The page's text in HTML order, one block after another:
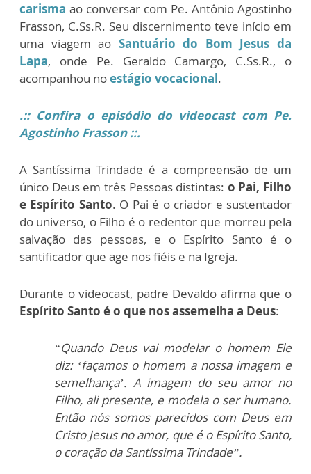
carisma ao conversar com Pe. Antônio Agostinho
Frasson, C.Ss.R. Seu discernimento teve início em
uma viagem ao Santuário do Bom Jesus da
Lapa, onde Pe. Geraldo Camargo, C.Ss.R., o
acompanhou noestágio vocacional.
.:: Confira o episódio do videocast com Pe.
Agostinho Frasson ::.
A Santíssima Trindade é a compreensão de um
único Deus em três Pessoas distintas: o Pai, Filho
e Espírito Santo. O Pai é o criador e sustentador
do universo, o Filho é o redentor que morreu pela
salvação das pessoas, e o Espírito Santo é o
santificador que age nos fiéis e na Igreja.
Durante o videocast, padre Devaldo afirma que o
Espírito Santo é o que nos assemelha a Deus:
“Quando Deus vai modelar o homem Ele
diz: ‘façamos o homem a nossa imagem e
semelhança’. A imagem do seu amor no
Filho, ali presente, e modela o ser humano.
Então nós somos parecidos com Deus em
Cristo Jesus no amor, que é o Espírito Santo,
o coração da Santíssima Trindade”.